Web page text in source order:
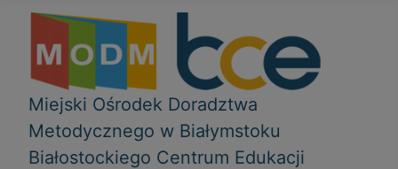
Miejski Ośrodek Doradztwa
Metodycznego w Białymstoku
Białostockiego Centrum Edukacji